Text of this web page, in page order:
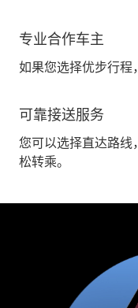
专业合作车主
如果您选择优步行程
可靠接送服务
您可以选择直达路线
松转乘。